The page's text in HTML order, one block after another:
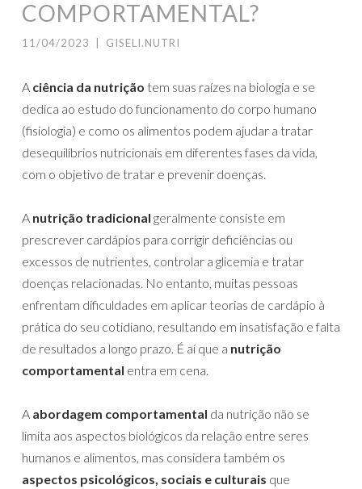
COMPORTAMENTAL?
11/04/2023 GISELI.NUTRI
A ciência da nutrição tem suas raízes na biologia e se
dedica ao estudo do funcionamento do corpo humano
(fisiologia) e como os alimentos podem ajudar a tratar
desequilíbrios nutricionais em diferentes fases da vida,
com o objetivo de tratar e prevenir doenças.
A nutrição tradicional geralmente consiste em
prescrever cardápios para corrigir deficiências ou
excessos de nutrientes, controlar a glicemia e tratar
doenças relacionadas. No entanto, muitas pessoas
enfrentam dificuldades em aplicar teorias de cardápio à
prática do seu cotidiano, resultando em insatisfação e falta
de resultados a longo prazo. É aí que a nutrição
comportamental entra em cena.
A abordagem comportamental da nutrição não se
limita aos aspectos biológicos da relação entre seres
humanos e alimentos, mas considera também os
aspectos psicológicos, sociais e culturais que